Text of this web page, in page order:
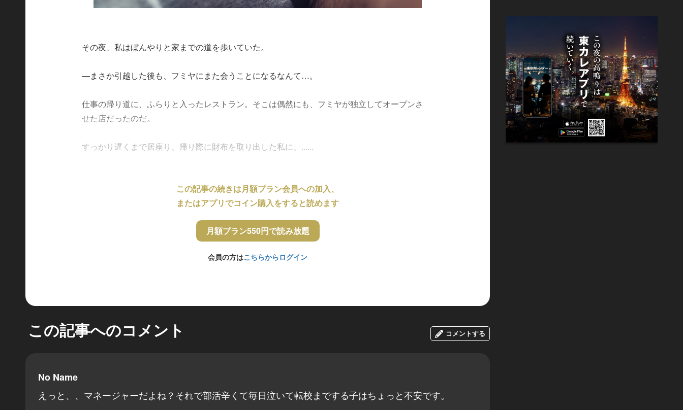
その夜、私はぼんやりと家までの道を歩いていた。
—まさか引越した後も、フミヤにまた会うことになるなんて…。
仕事の帰り道に、ふらりと入ったレストラン。そこは偶然にも、フミヤが独立してオープンさ
せた店だったのだ。
すっかり遅くまで居座り、帰り際に財布を取り出した私に、......
この記事の続きは月額プラン会員への加入、
またはアプリでコイン購入をすると読めます
月額プラン550円で読み放題
会員の方はこちらからログイン
この記事へのコメント コメントする
No Name
えっと、、マネージャーだよね？それで部活辛くて毎日泣いて転校までする子はちょっと不安です。